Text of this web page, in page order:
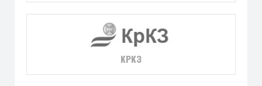
КРКЗ